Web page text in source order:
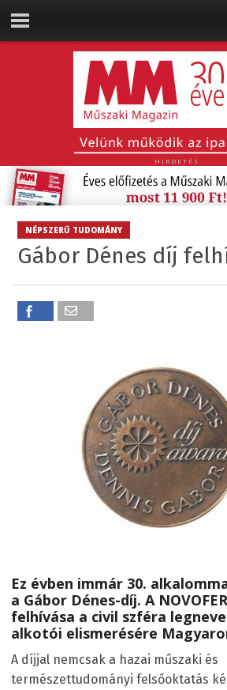
HIRDETÉS
NÉPSZERŰ TUDOMÁNY
Gábor Dénes díj
Ez évben immár 30.
a Gábor Dénes-díj. A
felhívása a civil szféra
alkotói elismerésére
A díjjal nemcsak a hazai műszaki és
természettudományi felsőoktatás